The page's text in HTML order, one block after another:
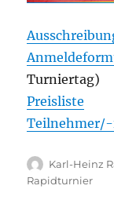
Turniertag)
Preisliste
Autor
Karl-Heinz
Rapidturnier